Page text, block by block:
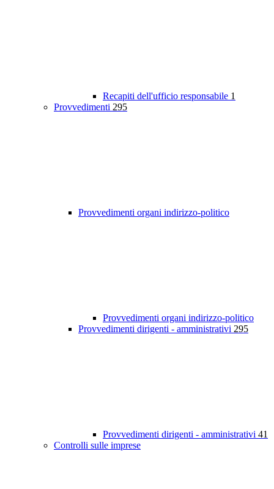
Recapiti dell'ufficio responsabile 1
Provvedimenti 295
Provvedimenti organi indirizzo-politico
Provvedimenti organi indirizzo-politico
Provvedimenti dirigenti - amministrativi 295
Provvedimenti dirigenti - amministrativi 41
Controlli sulle imprese